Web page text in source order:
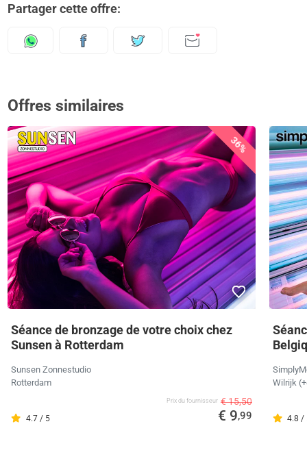
Partager cette offre:
Offres similaires
36%
Séance de bronzage de votre choix chez
Sunsen à Rotterdam
Sunsen Zonnestudio
Rotterdam
4.7 / 5
Prix ​​du fournisseur € 15,50
€ 9,99
Wilrijk
4.8 /